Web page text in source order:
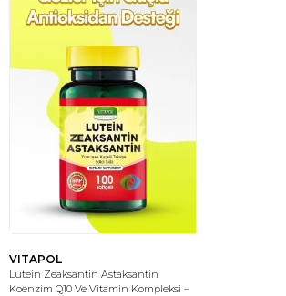
VITAPOL
Lutein Zeaksantin Astaksantin
Koenzim Q10 Ve Vitamin Kompleksi –